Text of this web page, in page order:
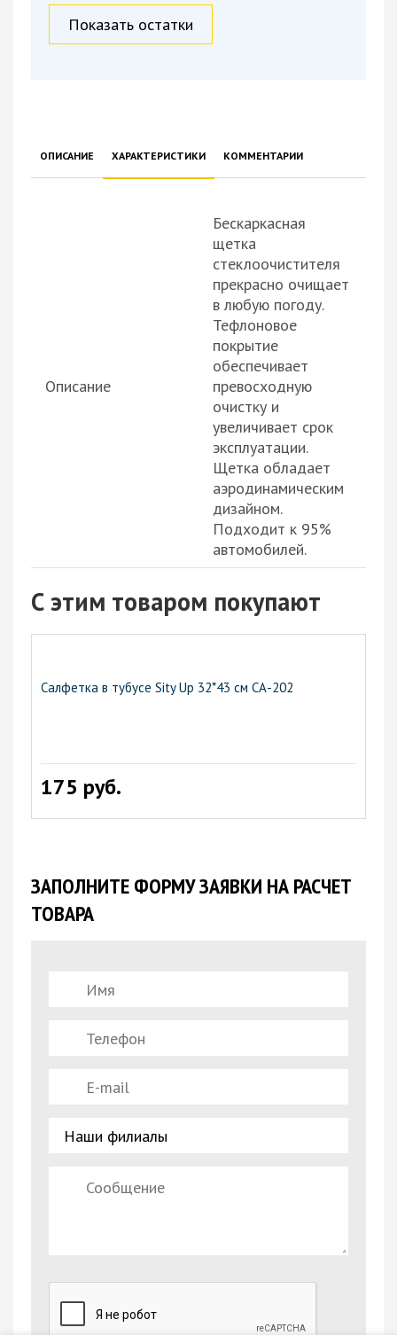
Показать остатки
ОПИСАНИЕ ХАРАКТЕРИСТИКИ КОММЕНТАРИИ
Описание
Бескаркасная
щетка
стеклоочистителя
прекрасно очищает
в любую погоду.
Тефлоновое
покрытие
обеспечивает
превосходную
очистку и
увеличивает срок
эксплуатации.
Щетка обладает
аэродинамическим
дизайном.
Подходит к 95%
автомобилей.
С этим товаром покупают
Салфетка в тубусе Sity Up 32*43 см СА-202
175 руб.
ЗАПОЛНИТЕ ФОРМУ ЗАЯВКИ НА РАСЧЕТ
ТОВАРА